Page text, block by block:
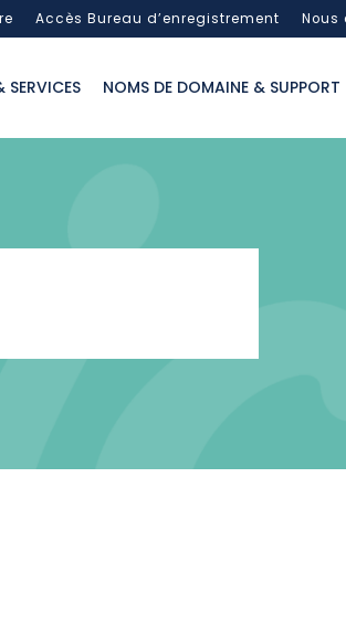
Accès Bureau d’enregistrement Nous
SERVICES NOMS DE DOMAINE & SUPPORT